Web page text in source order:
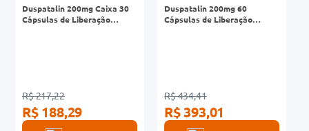
Duspatalin 200mg Caixa 30
Cápsulas de Liberação
R$ 217,22
R$ 188,29
Duspatalin 200mg 60
Cápsulas de Liberação
R$ 434,41
R$ 393,01